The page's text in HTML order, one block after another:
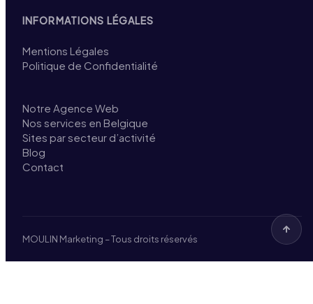
INFORMATIONS LÉGALES
Mentions Légales
Politique de Confidentialité
Notre Agence Web
Nos services en Belgique
Sites par secteur d’activité
Blog
Contact
MOULIN Marketing – Tous droits réservés